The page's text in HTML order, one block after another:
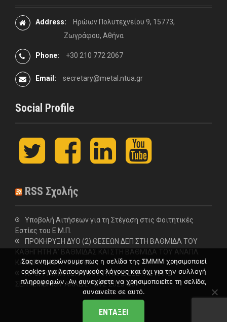
Address:
Ηρώων Πολυτεχνείου 9, 15773,
Ζωγράφου, Αθήνα
Phone: +30 210 772 2067
Email: secretary@metal.ntua.gr
Social Profile
t
i
e
r
F
c
o
L
n
I
y
u
e
RSS Σχολής
Υποβολή Αιτήσεων για τη Στέγαση στις Φοιτητικές
Εστίες του Ε.Μ.Π.
ΠΡΟΚΗΡΥΞΗ ΔΥΟ (2) ΘΕΣΕΩΝ ΔΕΠ ΣΤΗ ΒΑΘΜΙΔΑ ΤΟΥ
ΚΑΘΗΓΗΤΗ Α’ ΒΑΘΜΙΔΑΣ ΚΑΙ ΣΤΗ ΒΑΘΜΙΔΑ ΤΟΥ ΑΝΑΠΛ.
ΚΑΘΗΓΗΤΗ ΣΤΗ ΣΧΟΛΗ
ΠΡΟΓΡΑΜΜΑ ΕΠΑΝΑΛΗΠΤΙΚΗΣ ΕΞΕΤΑΣΤΙΚΗΣ
ΣΕΠΤΕΜΒΡΙΟΥ ΑΚΑΔ.ΕΤΟΥΣ 2025-26
Σας ενημερώνουμε πως η σελίδα της ΣΜΜΜ χρησιμοποιεί
cookies για λειτουργικούς λόγους και όχι για την συλλογή
πληροφοριών. Αν συνεχίσετε να χρησιμοποιείτε τη σελίδα,
συναινείτε σε αυτό.
ΕΝΤΆΞΕΙ